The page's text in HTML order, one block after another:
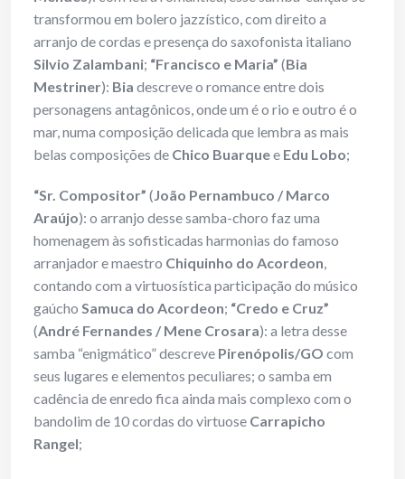
transformou em bolero jazzístico, com direito a
arranjo de cordas e presença do saxofonista italiano
Silvio Zalambani; “Francisco e Maria” (Bia
Mestriner): Bia descreve o romance entre dois
personagens antagônicos, onde um é o rio e outro é o
mar, numa composição delicada que lembra as mais
belas composições de Chico Buarquee Edu Lobo;
“Sr. Compositor” (João Pernambuco / Marco
Araújo): o arranjo desse samba-choro faz uma
homenagem às sofisticadas harmonias do famoso
arranjador e maestro Chiquinho do Acordeon,
contando com a virtuosística participação do músico
gaúcho Samuca do Acordeon; “Credo e Cruz”
(André Fernandes / Mene Crosara): a letra desse
samba “enigmático” descreve Pirenópolis/GO com
seus lugares e elementos peculiares; o samba em
cadência de enredo fica ainda mais complexo com o
bandolim de 10 cordas do virtuose Carrapicho
Rangel;